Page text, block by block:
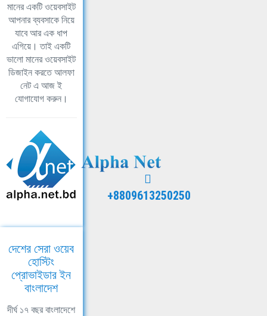
মানের একটি ওয়েবসাইট
আপনার ব্যবসাকে নিয়ে
যাবে আর এক ধাপ
এগিয়ে। তাই একটি
ভালো মানের ওয়েবসাইট
ডিজাইন করতে আলফা
নেট এ আজ ই
যোগাযোগ করুন।
+8809613250250
দেশের সেরা ওয়েব
হোস্টিং
প্রোভাইডার ইন
বাংলাদেশ
দীর্ঘ ১৭ বছর বাংলাদেশে